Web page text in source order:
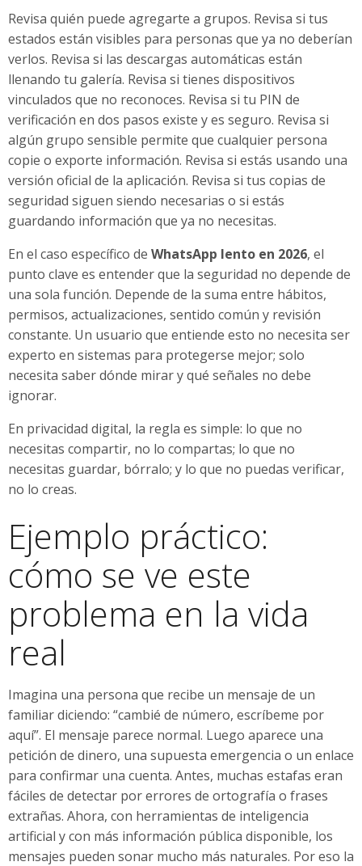
Revisa quién puede agregarte a grupos. Revisa si tus
estados están visibles para personas que ya no deberían
verlos. Revisa si las descargas automáticas están
llenando tu galería. Revisa si tienes dispositivos
vinculados que no reconoces. Revisa si tu PIN de
verificación en dos pasos existe y es seguro. Revisa si
algún grupo sensible permite que cualquier persona
copie o exporte información. Revisa si estás usando una
versión oficial de la aplicación. Revisa si tus copias de
seguridad siguen siendo necesarias o si estás
guardando información que ya no necesitas.
En el caso específico de WhatsApp lento en 2026, el
punto clave es entender que la seguridad no depende de
una sola función. Depende de la suma entre hábitos,
permisos, actualizaciones, sentido común y revisión
constante. Un usuario que entiende esto no necesita ser
experto en sistemas para protegerse mejor; solo
necesita saber dónde mirar y qué señales no debe
ignorar.
En privacidad digital, la regla es simple: lo que no
necesitas compartir, no lo compartas; lo que no
necesitas guardar, bórralo; y lo que no puedas verificar,
no lo creas.
Ejemplo práctico:
cómo se ve este
problema en la vida
real
Imagina una persona que recibe un mensaje de un
familiar diciendo: “cambié de número, escríbeme por
aquí”. El mensaje parece normal. Luego aparece una
petición de dinero, una supuesta emergencia o un enlace
para confirmar una cuenta. Antes, muchas estafas eran
fáciles de detectar por errores de ortografía o frases
extrañas. Ahora, con herramientas de inteligencia
artificial y con más información pública disponible, los
mensajes pueden sonar mucho más naturales. Por eso la